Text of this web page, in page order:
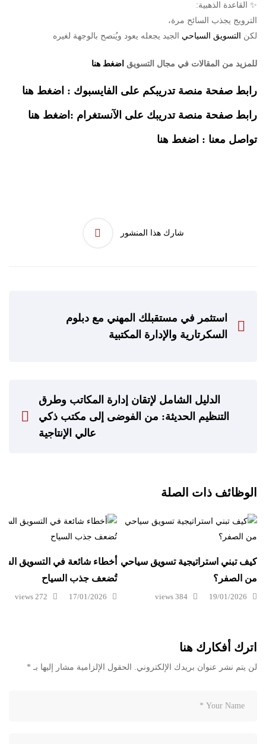
✨ القاعدة الذهبية:
الترويج يجذب السائح مرة،
لكن التسويق السياحي الجيد يجعله يعود ويُنصح بالوجهة لغيره
للمزيد من المقالات في مجال التسويق اضغط هنا
رابط صفحة منصة تدريبكم على الفايسبوك : اضغط هنا
رابط صفحة منصة تدريبك على الآنستغرام : اضغط هنا
تواصل معنا : اضغط هنا
شارك هذا المنشور
استثمر في مستقبلك المهني مع دبلوم
السكرتارية والإدارة المكتبية
الدليل الشامل لإتقان إدارة المكاتب وطرق
التنظيم الحديثة: من الفوضى إلى مكتب ذكي
عالي الإنتاجية
الوظائف ذات الصلة
كيف تبني استراتيجية تسويق سياحي
من الصفر؟
19/01/2026
384 views
أخطاء شائعة في التسويق
تُضعف جذب السياح
17/01/2026
272 views
اترك أفكارك هنا
لن يتم نشر عنوان بريدك الإلكتروني. الحقول الإلزامية مشار إليها بـ *